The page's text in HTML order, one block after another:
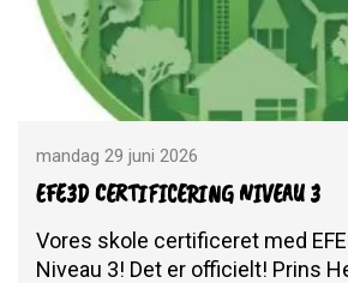
mandag 29 juni 2026
EFE3D CERTIFICERING NIVEAU 3
Vores skole certificeret med
Niveau 3! Det er officielt! Prins